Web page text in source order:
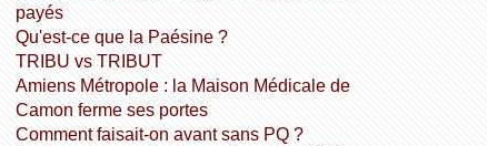
payés
Qu'est-ce que la Paésine ?
TRIBU vs TRIBUT
Amiens Métropole : la Maison Médicale de
Camon ferme ses portes
Comment faisait-on avant sans PQ ?